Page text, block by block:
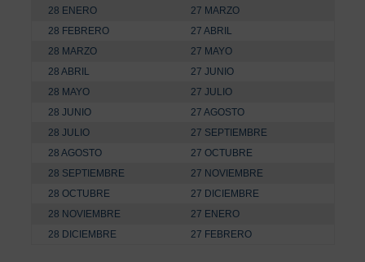
28 ENERO
27 MARZO
28 FEBRERO
27 ABRIL
28 MARZO
27 MAYO
28 ABRIL
27 JUNIO
28 MAYO
27 JULIO
28 JUNIO
27 AGOSTO
28 JULIO
27 SEPTIEMBRE
28 AGOSTO
27 OCTUBRE
28 SEPTIEMBRE
27 NOVIEMBRE
28 OCTUBRE
27 DICIEMBRE
28 NOVIEMBRE
27 ENERO
28 DICIEMBRE
27 FEBRERO